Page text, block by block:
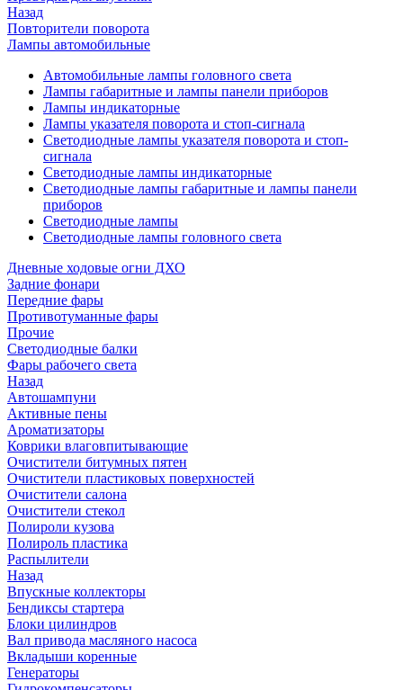
Назад
Повторители поворота
Лампы автомобильные
Автомобильные лампы головного света
Лампы габаритные и лампы панели приборов
Лампы индикаторные
Лампы указателя поворота и стоп-сигнала
Светодиодные лампы указателя поворота и стоп-
сигнала
Светодиодные лампы индикаторные
Светодиодные лампы габаритные и лампы панели
приборов
Светодиодные лампы
Светодиодные лампы головного света
Дневные ходовые огни ДХО
Задние фонари
Передние фары
Противотуманные фары
Прочие
Светодиодные балки
Фары рабочего света
Назад
Автошампуни
Активные пены
Ароматизаторы
Коврики влаговпитывающие
Очистители битумных пятен
Очистители пластиковых поверхностей
Очистители салона
Очистители стекол
Полироли кузова
Полироль пластика
Распылители
Назад
Впускные коллекторы
Бендиксы стартера
Блоки цилиндров
Вал привода масляного насоса
Вкладыши коренные
Генераторы